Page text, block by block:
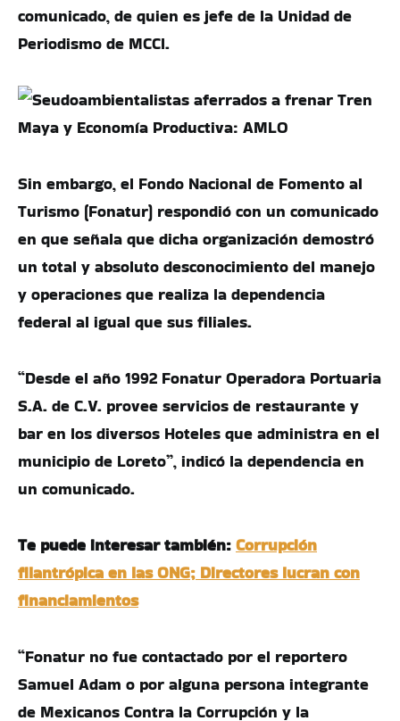
comunicado, de quien es jefe de la Unidad de
Periodismo de MCCI.
Sin embargo, el Fondo Nacional de Fomento al
Turismo (Fonatur) respondió con un comunicado
en que señala que dicha organización demostró
un total y absoluto desconocimiento del manejo
y operaciones que realiza la dependencia
federal al igual que sus filiales.
“Desde el año 1992 Fonatur Operadora Portuaria
S.A. de C.V. provee servicios de restaurante y
bar en los diversos Hoteles que administra en el
municipio de Loreto”, indicó la dependencia en
un comunicado.
Te puede interesar también: Corrupción
filantrópica en las ONG; Directores lucran con
financiamientos
“Fonatur no fue contactado por el reportero
Samuel Adam o por alguna persona integrante
de Mexicanos Contra la Corrupción y la